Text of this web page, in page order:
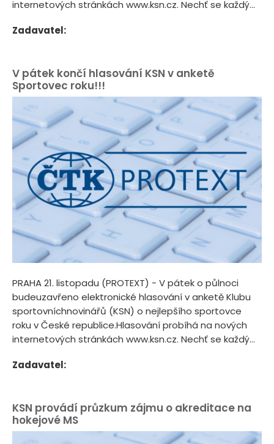
internetových stránkách www.ksn.cz. Nechť se každý...
Zadavatel:
V pátek končí hlasování KSN v anketě
Sportovec roku!!!
PRAHA 21. listopadu (PROTEXT) - V pátek o půlnoci
budeuzavřeno elektronické hlasování v anketě Klubu
sportovníchnovinářů (KSN) o nejlepšího sportovce
roku v České republice.Hlasování probíhá na nových
internetových stránkách www.ksn.cz. Nechť se každý...
Zadavatel:
KSN provádí průzkum zájmu o akreditace na
hokejové MS